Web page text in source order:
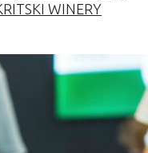
WINERY